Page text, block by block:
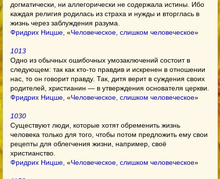
догматически, ни аллегорически не содержала истины. Ибо
каждая религия родилась из страха и нужды и вторглась в
жизнь через заблуждения разума.
Фридрих Ницше , «Человеческое, слишком человеческое»
1013
Одно из обычных ошибочных умозаключений состоит в
следующем: так как кто-то правдив и искренен в отношении
нас, то он говорит правду. Так, дитя верит в суждения своих
родителей, христианин — в утверждения основателя церкви.
Фридрих Ницше , «Человеческое, слишком человеческое»
1030
Существуют люди, которые хотят обременить жизнь
человека только для того, чтобы потом предложить ему свои
рецепты для облегчения жизни, например, своё
христианство.
Фридрих Ницше , «Человеческое, слишком человеческое»